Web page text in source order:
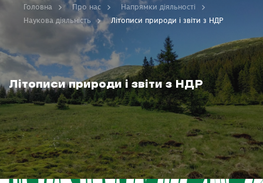
Літописи природи і звіти з НДР
Головна Про нас
Напрямки діяльності
Наукова діяльність
Літописи природи і звіти з НДР